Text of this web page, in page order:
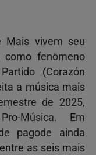
Mais vivem seu
fenômeno
(Corazón
a música mais
de 2025,
Música. Em
pagode ainda
as seis mais